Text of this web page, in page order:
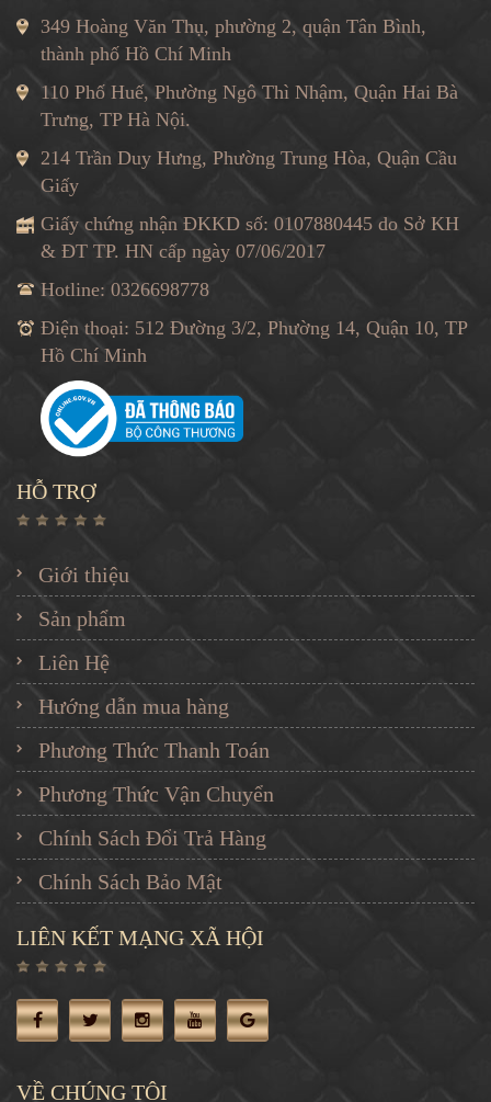
349 Hoàng Văn Thụ, phường 2, quận Tân Bình,
thành phố Hồ Chí Minh
110 Phố Huế, Phường Ngô Thì Nhậm, Quận Hai Bà
Trưng, TP Hà Nội.
214 Trần Duy Hưng, Phường Trung Hòa, Quận Cầu
Giấy
Giấy chứng nhận ĐKKD số: 0107880445 do Sở KH
& ĐT TP. HN cấp ngày 07/06/2017
Hotline: 0326698778
Điện thoại: 512 Đường 3/2, Phường 14, Quận 10, TP
Hồ Chí Minh
HỖ TRỢ
Giới thiệu
Sản phẩm
Liên Hệ
Hướng dẫn mua hàng
Phương Thức Thanh Toán
Phương Thức Vận Chuyển
Chính Sách Đổi Trả Hàng
Chính Sách Bảo Mật
LIÊN KẾT MẠNG XÃ HỘI
VỀ CHÚNG TÔI